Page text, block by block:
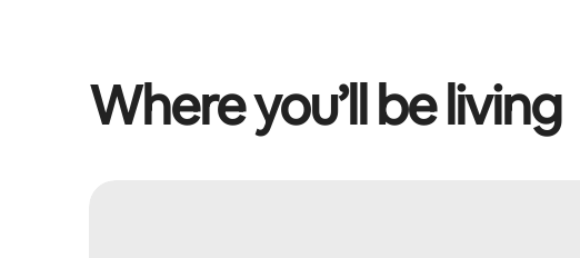
Where you’ll be living